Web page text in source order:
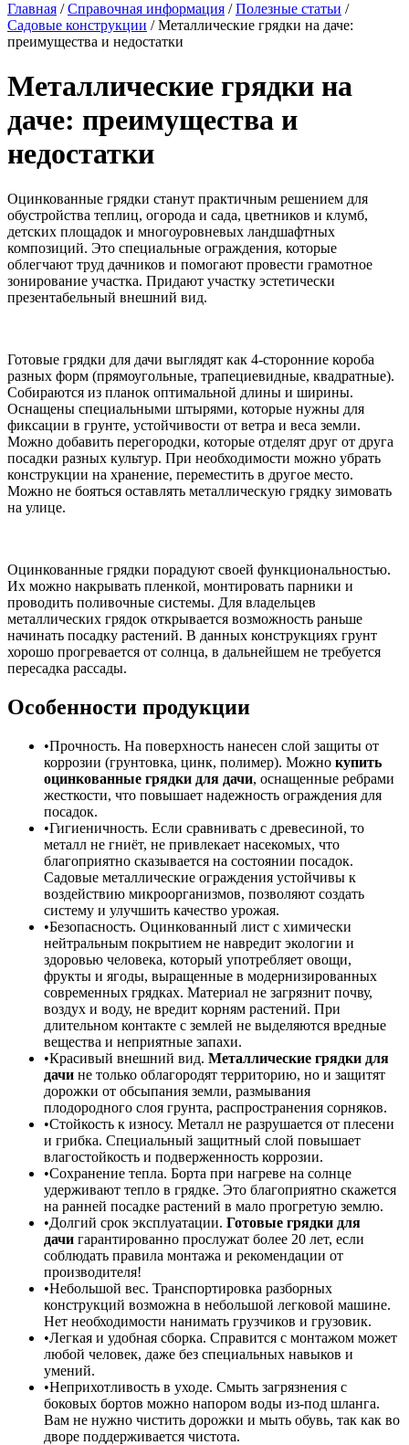
Главная /Справочная информация /Полезные статьи /
Садовые конструкции /Металлические грядки на даче:
преимущества и недостатки
Металлические грядки на
даче: преимущества и
недостатки
Оцинкованные грядки станут практичным решением для
обустройства теплиц, огорода и сада, цветников и клумб,
детских площадок и многоуровневых ландшафтных
композиций. Это специальные ограждения, которые
облегчают труд дачников и помогают провести грамотное
зонирование участка. Придают участку эстетически
презентабельный внешний вид.
Готовые грядки для дачи выглядят как 4-сторонние короба
разных форм (прямоугольные, трапециевидные, квадратные).
Собираются из планок оптимальной длины и ширины.
Оснащены специальными штырями, которые нужны для
фиксации в грунте, устойчивости от ветра и веса земли.
Можно добавить перегородки, которые отделят друг от друга
посадки разных культур. При необходимости можно убрать
конструкции на хранение, переместить в другое место.
Можно не бояться оставлять металлическую грядку зимовать
на улице.
Оцинкованные грядки порадуют своей функциональностью.
Их можно накрывать пленкой, монтировать парники и
проводить поливочные системы. Для владельцев
металлических грядок открывается возможность раньше
начинать посадку растений. В данных конструкциях грунт
хорошо прогревается от солнца, в дальнейшем не требуется
пересадка рассады.
Особенности продукции
Прочность. На поверхность нанесен слой защиты от
коррозии (грунтовка, цинк, полимер). Можно купить
оцинкованные грядки для дачи, оснащенные ребрами
жесткости, что повышает надежность ограждения для
посадок.
Гигиеничность. Если сравнивать с древесиной, то
металл не гниёт, не привлекает насекомых, что
благоприятно сказывается на состоянии посадок.
Садовые металлические ограждения устойчивы к
воздействию микроорганизмов, позволяют создать
систему и улучшить качество урожая.
Безопасность. Оцинкованный лист с химически
нейтральным покрытием не навредит экологии и
здоровью человека, который употребляет овощи,
фрукты и ягоды, выращенные в модернизированных
современных грядках. Материал не загрязнит почву,
воздух и воду, не вредит корням растений. При
длительном контакте с землей не выделяются вредные
вещества и неприятные запахи.
Красивый внешний вид. Металлические грядки для
дачи не только облагородят территорию, но и защитят
дорожки от обсыпания земли, размывания
плодородного слоя грунта, распространения сорняков.
Стойкость к износу. Металл не разрушается от плесени
и грибка. Специальный защитный слой повышает
влагостойкость и подверженность коррозии.
Сохранение тепла. Борта при нагреве на солнце
удерживают тепло в грядке. Это благоприятно скажется
на ранней посадке растений в мало прогретую землю.
Долгий срок эксплуатации. Готовые грядки для
дачи гарантированно прослужат более 20 лет, если
соблюдать правила монтажа и рекомендации от
производителя!
Небольшой вес. Транспортировка разборных
конструкций возможна в небольшой легковой машине.
Нет необходимости нанимать грузчиков и грузовик.
Легкая и удобная сборка. Справится с монтажом может
любой человек, даже без специальных навыков и
умений.
Неприхотливость в уходе. Смыть загрязнения с
боковых бортов можно напором воды из-под шланга.
Вам не нужно чистить дорожки и мыть обувь, так как во
дворе поддерживается чистота.